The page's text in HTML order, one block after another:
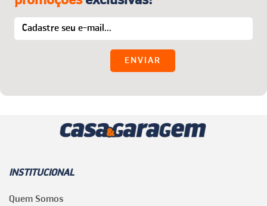
INSTITUCIONAL
Quem Somos